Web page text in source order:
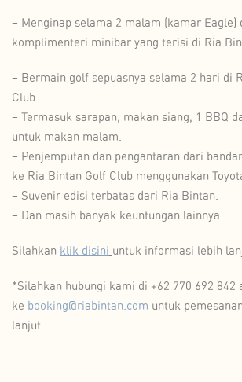
– Menginap selama 2 malam (kamar Eagle)
komplimenteri minibar yang terisi di Ria
– Bermain golf sepuasnya selama 2 hari di
Club.
– Termasuk sarapan, makan siang, 1 BBQ
untuk makan malam.
– Penjemputan dan pengantaran dari
ke Ria Bintan Golf Club menggunakan
– Suvenir edisi terbatas dari Ria Bintan.
– Dan masih banyak keuntungan lainnya.
Silahkan klik disini untuk informasi lebih
*Silahkan hubungi kami di +62 770 692
ke booking@riabintan.com untuk
lanjut.